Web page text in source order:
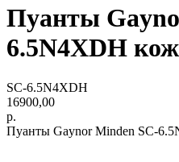
Пуанты
6.5N4XDH
SC-6.5N4XDH
16900,00
р.
Пуанты Gaynor Minden SC-